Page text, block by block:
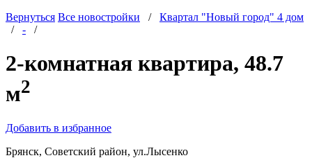
Вернуться Все новостройки /
Квартал "Новый город" 4 дом
/
- /
2-комнатная квартира, 48.7
м2
Добавить в избранное
Брянск, Советский район, ул.Лысенко